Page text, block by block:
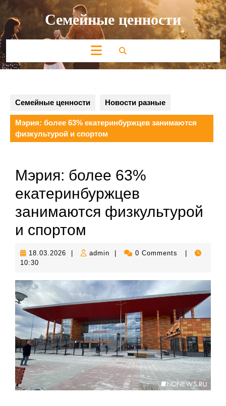
Перейти
содержимому Семейные ценности
Кнопка
Открыть
Семейные ценности Новости разные
Мэрия: более 63% екатеринбуржцев занимаются
физкультурой и спортом
Мэрия: более 63%
екатеринбуржцев
занимаются физкультурой
и спортом
18.03.2026 18.03.2026
admin admin 0 Comments
10:30